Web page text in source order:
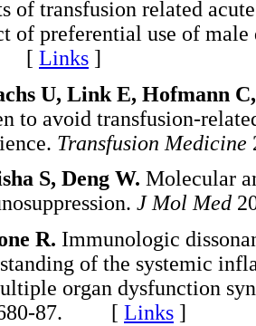
of transfusion related
of preferential use of
[ Links ]
U, Link E, Hofmann
to avoid transfusion-
Transfusion Medicine
S, Deng W. Molecular
J Mol Med
R. Immunologic
of the systemic
organ dysfunction
87. [ Links ]